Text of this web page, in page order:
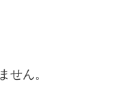
せん。